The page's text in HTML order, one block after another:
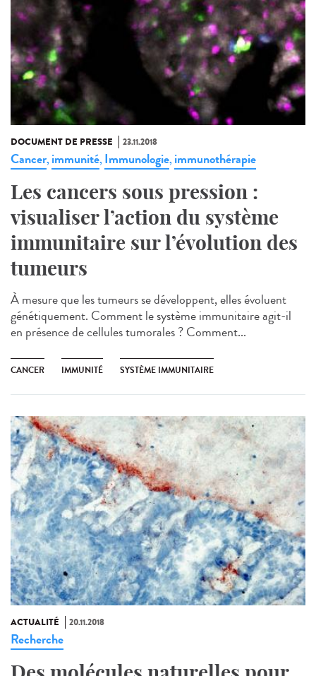
DOCUMENT DE PRESSE 23.11.2018
Cancer, immunité, Immunologie, immunothérapie
Les cancers sous pression :
visualiser l’action du système
immunitaire sur l’évolution des
tumeurs
À mesure que les tumeurs se développent, elles évoluent
génétiquement. Comment le système immunitaire agit-il
en présence de cellules tumorales ? Comment...
CANCER IMMUNITÉ SYSTÈME IMMUNITAIRE
ACTUALITÉ 20.11.2018
Recherche